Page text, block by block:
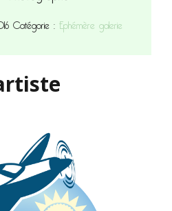
Catégorie :Ephémère galerie